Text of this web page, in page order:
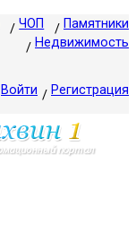
ЧОП
Памятники
Недвижимость
Войти Регистрация